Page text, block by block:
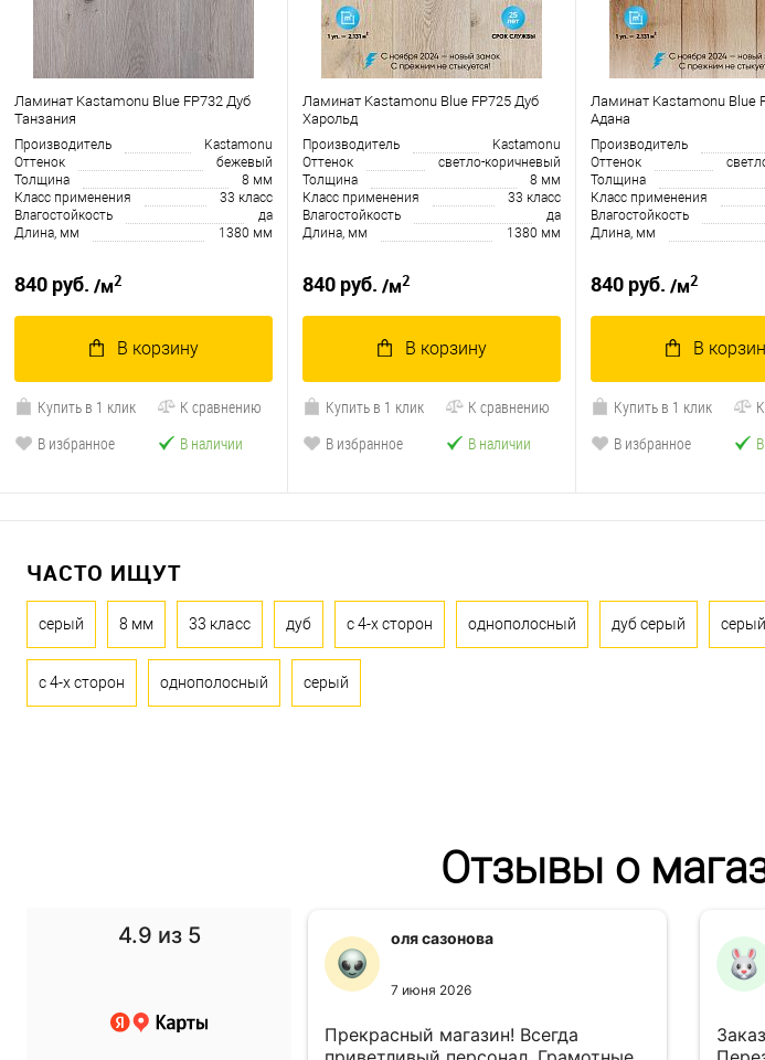
Ламинат Kastamonu Blue FP732 Дуб
Танзания
Производитель
Kastamonu
Оттенок
бежевый
Толщина
8 мм
Класс применения
33 класс
Влагостойкость
да
Длина, мм
1380 мм
840 руб. /м2
В корзину
Купить в 1 клик
К сравнению
В избранное
В наличии
Ламинат Kastamonu Blue FP725 Дуб
Харольд
Производитель
Kastamonu
Оттенок
светло-коричневый
Толщина
8 мм
Класс применения
33 класс
Влагостойкость
да
Длина, мм
1380 мм
840 руб. /м2
В корзину
Купить в 1 клик
К сравнению
В избранное
В наличии
Ламинат Kastamonu Blue
Адана
Производитель
Оттенок
Толщина
Класс применения
Влагостойкость
Длина, мм
840 руб. /м2
В
Купить в 1 клик
В избранное
ЧАСТО ИЩУТ
серый 8 мм 33 класс дуб с 4-х сторон однополосный дуб серый
с 4-х сторон однополосный серый
Отзывы о
4.9 из 5
просто супер!
оля сазонова
7 июня 2026
Прекрасный магазин! Всегда